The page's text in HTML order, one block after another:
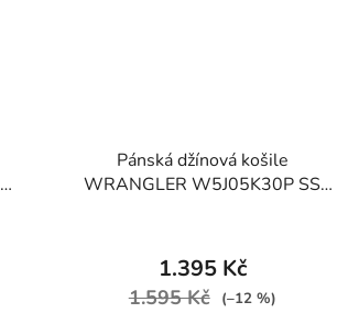
Pánská džínová košile
WRANGLER W5J05K30P SS
1.395 Kč
1.595 Kč (–12 %)